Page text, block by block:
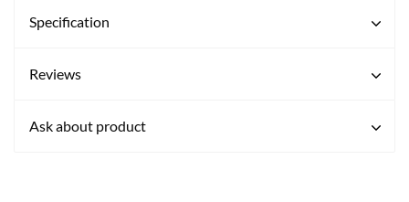
Specification
Reviews
Ask about product